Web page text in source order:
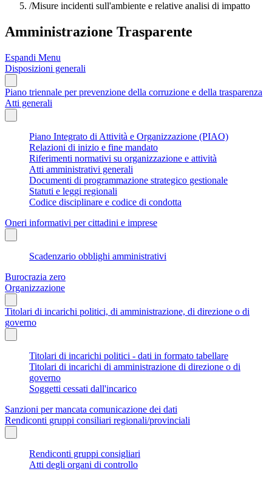
/Misure incidenti sull'ambiente e relative analisi di impatto
Amministrazione Trasparente
Espandi Menu
Disposizioni generali
Piano triennale per prevenzione della corruzione e della trasparenza
Atti generali
Piano Integrato di Attività e Organizzazione (PIAO)
Relazioni di inizio e fine mandato
Riferimenti normativi su organizzazione e attività
Atti amministrativi generali
Documenti di programmazione strategico gestionale
Statuti e leggi regionali
Codice disciplinare e codice di condotta
Oneri informativi per cittadini e imprese
Scadenzario obblighi amministrativi
Burocrazia zero
Organizzazione
Titolari di incarichi politici, di amministrazione, di direzione o di
governo
Titolari di incarichi politici - dati in formato tabellare
Titolari di incarichi di amministrazione di direzione o di
governo
Soggetti cessati dall'incarico
Sanzioni per mancata comunicazione dei dati
Rendiconti gruppi consiliari regionali/provinciali
Rendiconti gruppi consigliari
Atti degli organi di controllo